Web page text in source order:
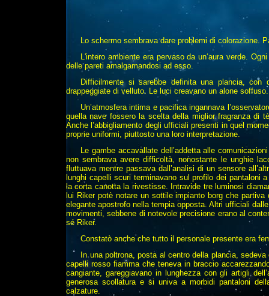
Lo schermo sembrava dare problemi di colorazione.
L'intero ambiente era pervaso da un‘aura verde.
delle pareti amalgamandosi ad esso.
Difficilmente si sarebbe definita una plancia, con
drappeggiate di velluto. Le luci creavano un alone soffuso.
Un’atmosfera intima e pacifica ingannava
quella nave fossero la scelta della miglior fragranza di
Anche l’abbigliamento degli ufficiali presenti in quel
proprie uniformi, piuttosto una loro interpretazione.
Le gambe accavallate dell’addetta alle
non sembrava avere difficoltà, nonostante le unghie
fluttuava mentre passava dall’analisi di un sensore
lunghi capelli scuri terminavano sul profilo dei
la corta canotta la rivestisse. Intravide tre luminosi
lui Riker potè notare un sottile impianto borg che
elegante apostrofo nella tempia opposta. Altri ufficiali
movimenti, sebbene di notevole precisione erano al
sé Riker.
Constatò anche che tutto il personale presente era
In una poltrona, posta al centro della plancia,
capelli rosso fiamma che teneva in braccio
cangiante, gareggiavano in lunghezza con gli artigli
generosa scollatura e si univa a morbidi pantaloni
calzature.